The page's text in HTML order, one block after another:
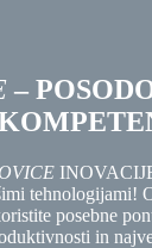
–
tehnologijami!
posebne
in